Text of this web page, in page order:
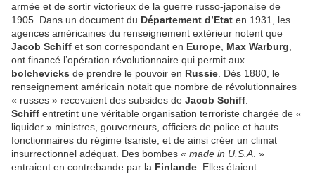
armée et de sortir victorieux de la guerre russo-japonaise de
1905. Dans un document du Dépar­tement d’Etat en 1931, les
agences américaines du renseignement extérieur notent que
Jacob Schiff et son corres­pondant en Europe Max Warburg
ont financé l’opération révolutionnaire qui permit aux
bolchevicks de prendre le pouvoir en Russie . Dès 1880, le
renseignement américain notait que nombre de révolutionnaires
« russes » recevaient des subsides de Jacob Schiff
Schiff entretint une véritable organisation terroriste chargée de «
liquider » ministres, gouver­neurs, officiers de police et hauts
fonctionnaires du régime tsariste, et de ainsi créer un climat
insurrectionnel adéquat. Des bombes « made in U.S.A . »
entraient en contrebande par la Finlande . Elles étaient